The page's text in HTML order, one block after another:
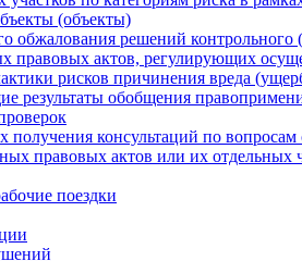
(объекты)
обжалования решений
правовых актов, регулирующих
рисков причинения вреда
результаты обобщения
получения консультаций по
правовых актов или их отдельных
поездки